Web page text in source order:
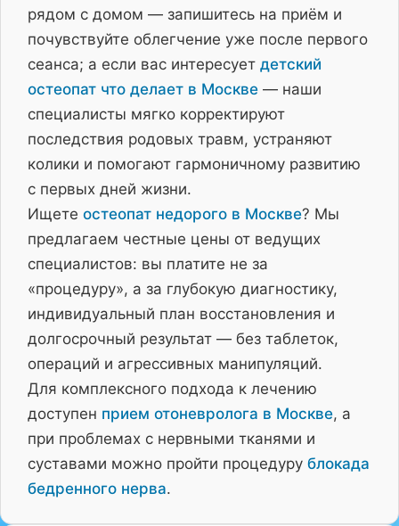
рядом с домом — запишитесь на приём и
почувствуйте облегчение уже после первого
сеанса; а если вас интересует детский
остеопат что делает в Москве — наши
специалисты мягко корректируют
последствия родовых травм, устраняют
колики и помогают гармоничному развитию
с первых дней жизни.
Ищете остеопат недорого в Москве? Мы
предлагаем честные цены от ведущих
специалистов: вы платите не за
«процедуру», а за глубокую диагностику,
индивидуальный план восстановления и
долгосрочный результат — без таблеток,
операций и агрессивных манипуляций.
Для комплексного подхода к лечению
доступен прием отоневролога в Москве, а
при проблемах с нервными тканями и
суставами можно пройти процедуру блокада
бедренного нерва.